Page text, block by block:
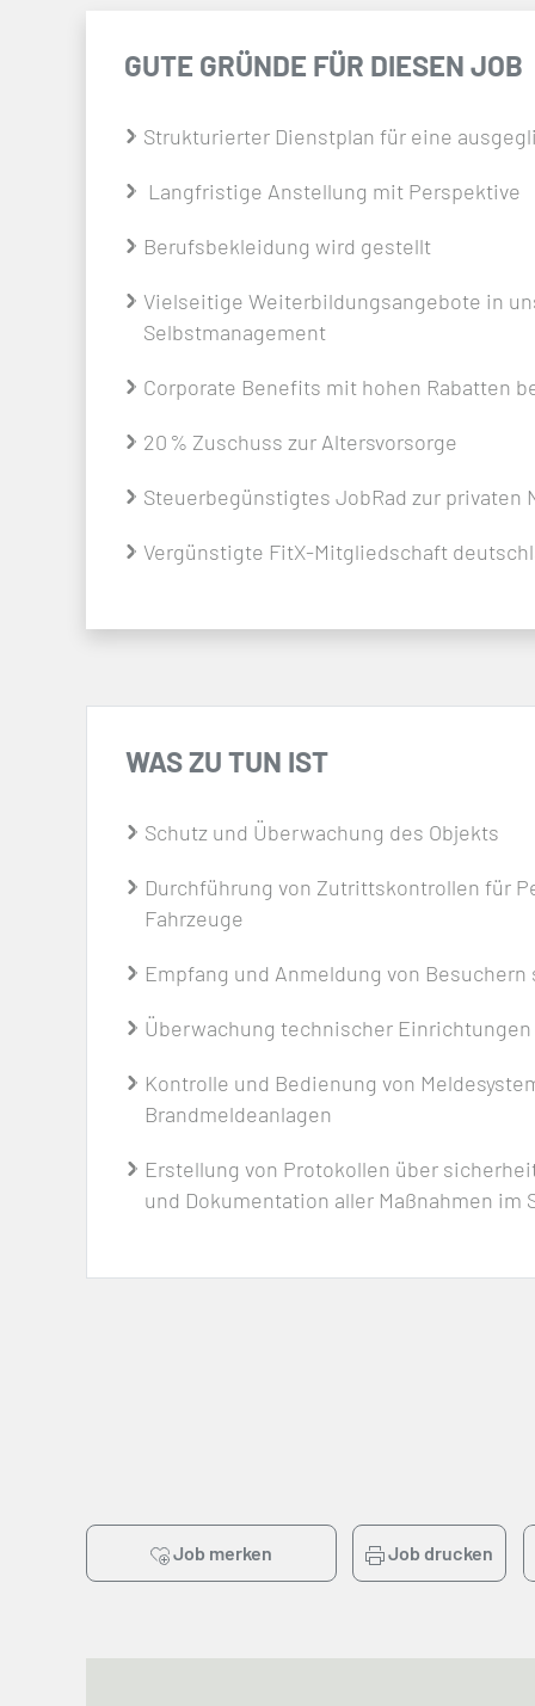
GUTE GRÜNDE FÜR DIESEN JOB
Strukturierter Dienstplan für eine
Langfristige Anstellung mit Perspektive
Berufsbekleidung wird gestellt
Vielseitige Weiterbildungsangebote in
Selbstmanagement
Corporate Benefits mit hohen Rabatten
20 % Zuschuss zur Altersvorsorge
Steuerbegünstigtes JobRad zur privaten
Vergünstigte FitX-Mitgliedschaft
WAS ZU TUN IST
Schutz und Überwachung des Objekts
Durchführung von Zutrittskontrollen für
Fahrzeuge
Empfang und Anmeldung von
Überwachung technischer
Kontrolle und Bedienung von
Brandmeldeanlagen
Erstellung von Protokollen über
und Dokumentation aller Maßnahmen im
Job merken Job drucken